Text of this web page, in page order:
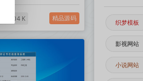
1.04 K 精品源码
织梦模板
影视网站
小说网站